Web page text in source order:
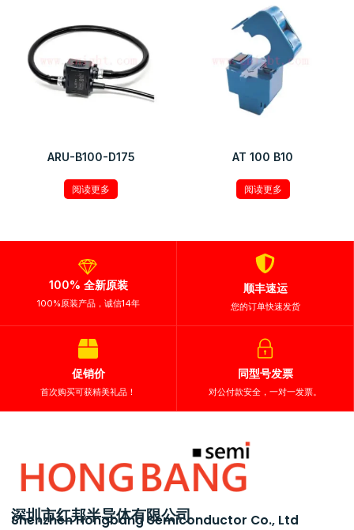
ARU-B100-D175
阅读更多
AT 100 B10
阅读更多
100% 全新原装
100%原装产品，诚信14年
顺丰速运
您的订单快速发货
促销价
首次购买可获精美礼品！
同型号发票
对公付款安全，一对一发票。
深圳市红邦半导体有限公司
Shenzhen Hongbang Semiconductor Co., Ltd